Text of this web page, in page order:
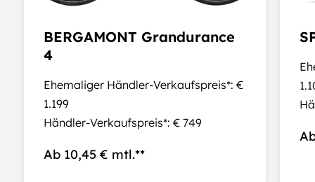
BERGAMONT Grandurance
4
Ehemaliger Händler-Verkaufspreis*: €
1.199
Händler-Verkaufspreis*: € 749
Ab 10,45 € mtl.**